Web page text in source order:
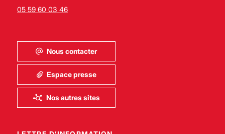
05 59 60 03 46
Nous contacter
Espace presse
Nos autres sites